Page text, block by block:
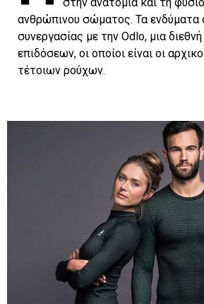
στην ανατομία και τη
ανθρώπινου σώματος. Τα ενδύματα
συνεργασίας με την Odlo, μια
επιδόσεων, οι οποίοι είναι οι
τέτοιων ρούχων.